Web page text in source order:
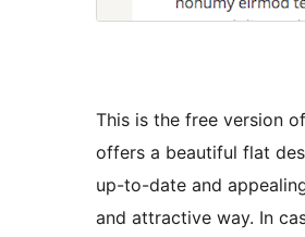
This is the free version
offers a beautiful flat
up-to-date and
and attractive way. In